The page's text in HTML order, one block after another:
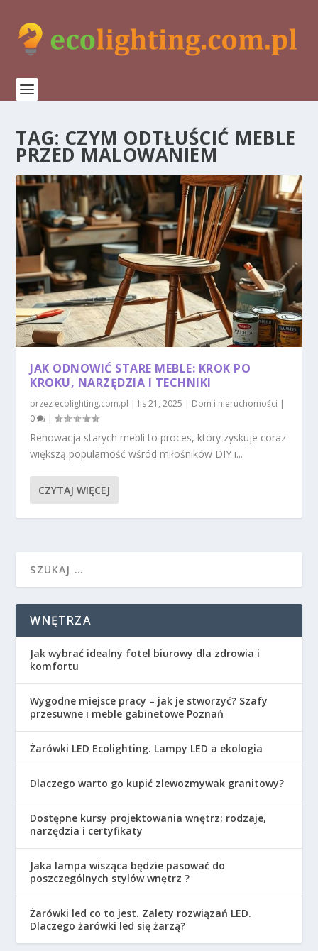
TAG: CZYM ODTŁUŚCIĆ MEBLE
PRZED MALOWANIEM
JAK ODNOWIĆ STARE MEBLE: KROK PO
KROKU, NARZĘDZIA I TECHNIKI
przez ecolighting.com.pl | lis 21, 2025 | Dom i nieruchomości |
0
|
Renowacja starych mebli to proces, który zyskuje coraz
większą popularność wśród miłośników DIY i...
CZYTAJ WIĘCEJ
WNĘTRZA
Jak wybrać idealny fotel biurowy dla zdrowia i
komfortu
Wygodne miejsce pracy – jak je stworzyć? Szafy
przesuwne i meble gabinetowe Poznań
Żarówki LED Ecolighting. Lampy LED a ekologia
Dlaczego warto go kupić zlewozmywak granitowy?
Dostępne kursy projektowania wnętrz: rodzaje,
narzędzia i certyfikaty
Jaka lampa wisząca będzie pasować do
poszczególnych stylów wnętrz ?
Żarówki led co to jest. Zalety rozwiązań LED.
Dlaczego żarówki led się żarzą?